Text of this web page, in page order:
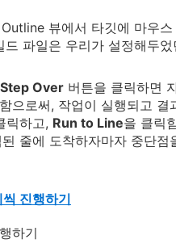
뷰에서 타깃에 마우
파일은 우리가 설정해두
Step Over 버튼을 클릭하면
으로써, 작업이 실행되고
릭하고, Run to Line을 클릭
줄에 도착하자마자 중단
진행하기